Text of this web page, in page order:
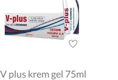
V plus krem gel 75ml